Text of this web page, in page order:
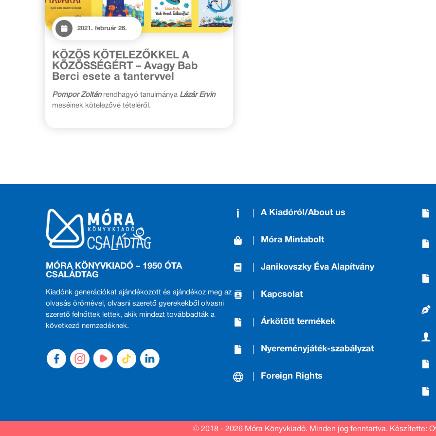
2021. február 26.
KÖZÖS KÖTELEZŐKKEL A
KÖZÖSSÉGÉRT – Avagy Bab
Berci esete a tantervvel
Pompor Zoltánrendhagyó tanulmánya Lázár Ervin
meséinek kötelezővé tételéről.
MÓRA KÖNYVKIADÓ – 1950 ÓTA
CSALÁDTAG
Kiadónk generációkat ajándékozott és ajándékoz meg az
olvasás örömével, olvasni szerető gyerekekből olvasni
szerető felnőttek lettek, akik mindezt továbbadták a
következő nemzedéknek.
A Kiadóról/About us
Móra Mintabolt
Janikovszky Éva Alapítvány
Kapcsolat
Árkötött termékek
Nyereményjáték-szabályzat
Foreign Rights
© 2018 - 2026 Móra Könyvkiadó. Minden jog fenntartva. Készítette: